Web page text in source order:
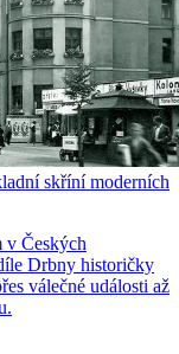
skříní moderních
v Českých
Drbny historičky
válečné události až